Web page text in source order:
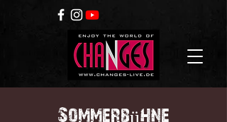
Sommerbühne